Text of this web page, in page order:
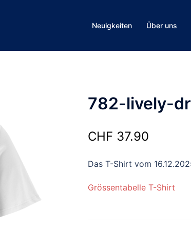
Neuigkeiten Über uns
782-lively-
CHF 37.90
Das T-Shirt vom
Grössentabelle T-Shirt